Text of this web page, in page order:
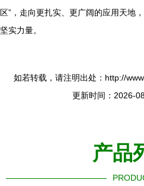
区”，走向更扎实、更广阔的应用天地
坚实力量。
如若转载，请注明出处：http://
更新时间：2026-
产品